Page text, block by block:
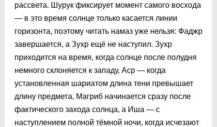
рассвета. Шурук фиксирует момент самого восхода
— в это время солнце только касается линии
горизонта, поэтому читать намаз уже нельзя: Фаджр
завершается, а Зухр ещё не наступил. Зухр
приходится на время, когда солнце после полудня
немного склоняется к западу, Аср — когда
установленная шариатом длина тени превышает
длину предмета, Магриб начинается сразу после
фактического захода солнца, а Иша — с
наступлением полной тёмной ночи, когда исчезают